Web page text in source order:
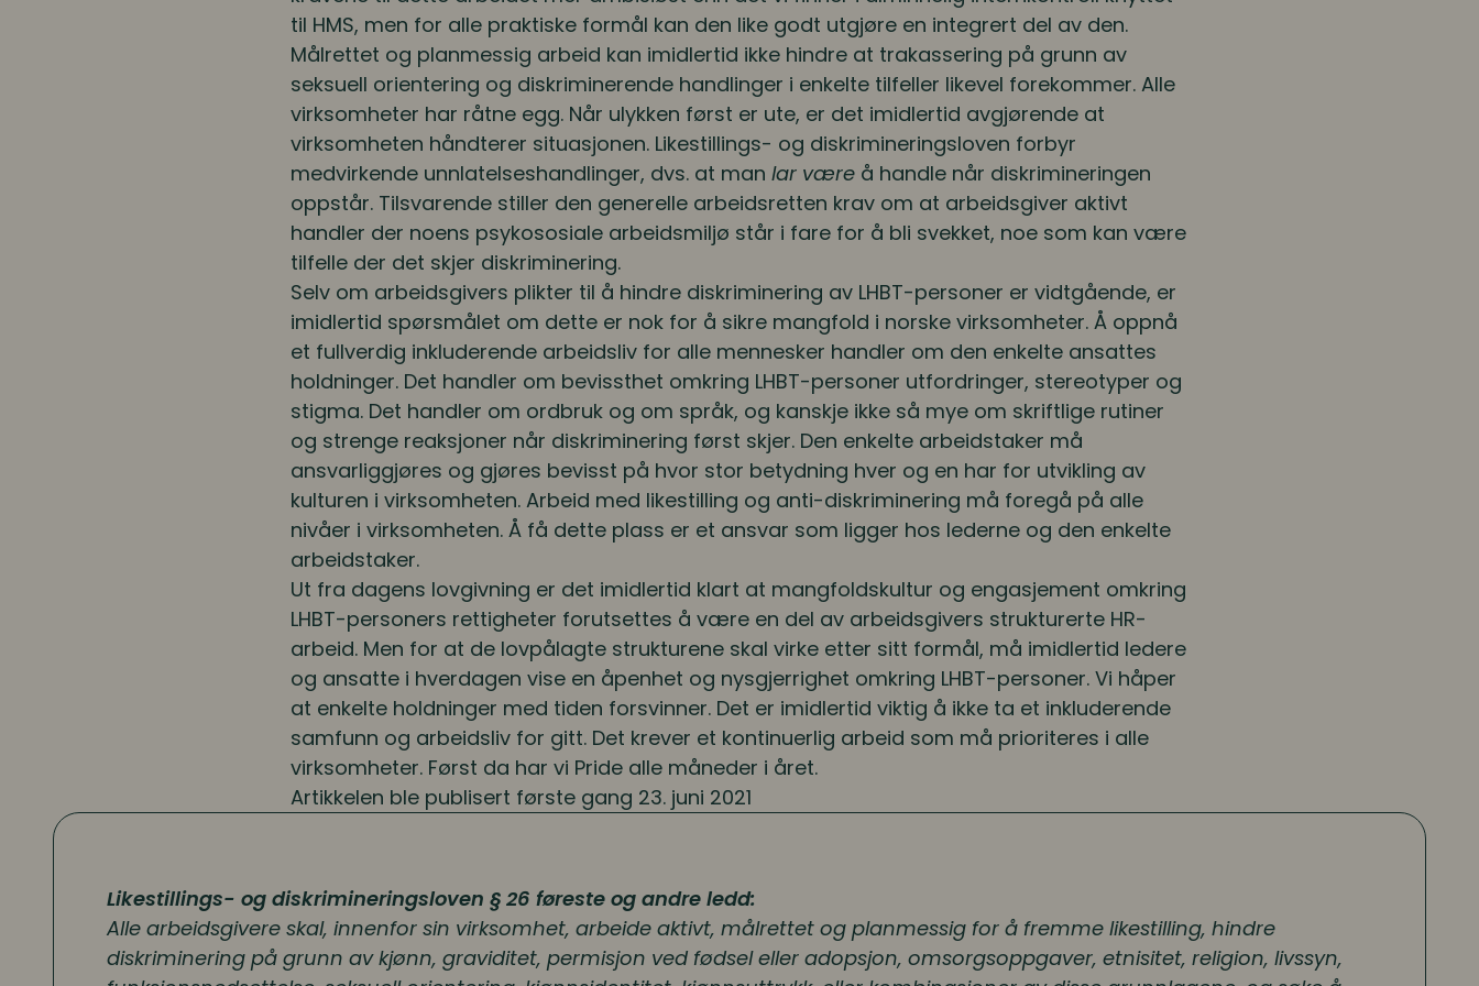
til HMS, men for alle praktiske formål kan den like godt utgjøre en integrert del av den.
Målrettet og planmessig arbeid kan imidlertid ikke hindre at trakassering på grunn av
seksuell orientering og diskriminerende handlinger i enkelte tilfeller likevel forekommer. Alle
virksomheter har råtne egg. Når ulykken først er ute, er det imidlertid avgjørende at
virksomheten håndterer situasjonen. Likestillings- og diskrimineringsloven forbyr
medvirkende unnlatelseshandlinger, dvs. at man lar være å handle når diskrimineringen
oppstår. Tilsvarende stiller den generelle arbeidsretten krav om at arbeidsgiver aktivt
handler der noens psykososiale arbeidsmiljø står i fare for å bli svekket, noe som kan være
tilfelle der det skjer diskriminering.
Selv om arbeidsgivers plikter til å hindre diskriminering av LHBT-personer er vidtgående, er
imidlertid spørsmålet om dette er nok for å sikre mangfold i norske virksomheter. Å oppnå
et fullverdig inkluderende arbeidsliv for alle mennesker handler om den enkelte ansattes
holdninger. Det handler om bevissthet omkring LHBT-personer utfordringer, stereotyper og
stigma. Det handler om ordbruk og om språk, og kanskje ikke så mye om skriftlige rutiner
og strenge reaksjoner når diskriminering først skjer. Den enkelte arbeidstaker må
ansvarliggjøres og gjøres bevisst på hvor stor betydning hver og en har for utvikling av
kulturen i virksomheten. Arbeid med likestilling og anti-diskriminering må foregå på alle
nivåer i virksomheten. Å få dette plass er et ansvar som ligger hos lederne og den enkelte
arbeidstaker.
Ut fra dagens lovgivning er det imidlertid klart at mangfoldskultur og engasjement omkring
LHBT-personers rettigheter forutsettes å være en del av arbeidsgivers strukturerte HR-
arbeid. Men for at de lovpålagte strukturene skal virke etter sitt formål, må imidlertid ledere
og ansatte i hverdagen vise en åpenhet og nysgjerrighet omkring LHBT-personer. Vi håper
at enkelte holdninger med tiden forsvinner. Det er imidlertid viktig å ikke ta et inkluderende
samfunn og arbeidsliv for gitt. Det krever et kontinuerlig arbeid som må prioriteres i alle
virksomheter. Først da har vi Pride alle måneder i året.
Artikkelen ble publisert første gang 23. juni 2021
Likestillings- og diskrimineringsloven § 26 føreste og andre ledd:
Alle arbeidsgivere skal, innenfor sin virksomhet, arbeide aktivt, målrettet og planmessig for å fremme likestilling, hindre
diskriminering på grunn av kjønn, graviditet, permisjon ved fødsel eller adopsjon, omsorgsoppgaver, etnisitet, religion, livssyn,